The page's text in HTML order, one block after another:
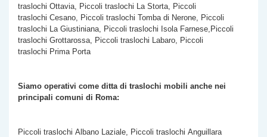
traslochi Ottavia, Piccoli traslochi La Storta, Piccoli
traslochi Cesano, Piccoli traslochi Tomba di Nerone, Piccoli
traslochi La Giustiniana, Piccoli traslochi Isola Farnese,Piccoli
traslochi Grottarossa, Piccoli traslochi Labaro, Piccoli
traslochi Prima Porta
Siamo operativi come ditta di traslochi mobili anche nei
principali comuni di Roma:
Piccoli traslochi Albano Laziale, Piccoli traslochi Anguillara